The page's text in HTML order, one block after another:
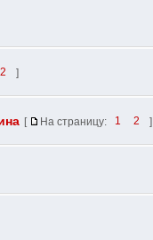
2 ]
[ На страницу: 1 2 ]